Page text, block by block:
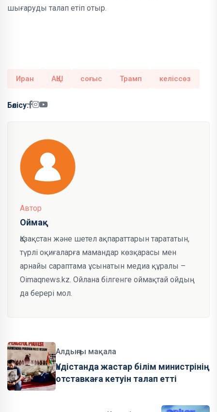
шығаруды талап етіп отыр.
Иран АҚШ соғыс Трамп келіссөз
Бөлісу:
Автор
Оймақ
Қазақстан және шетел ақпараттарын тарататын,
түрлі оқиғаларға мамандар көзқарасы мен
арнайы сараптама ұсынатын медиа құралы –
Oimaqnews.kz. Ойлана білгенге оймақтай ойдың
да берері мол.
Алдыңғы мақала
Үндістанда жастар білім министрінің
отставкаға кетуін талап етті